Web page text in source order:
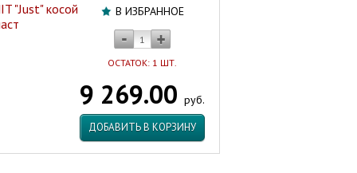
В ИЗБРАННОЕ
ОСТАТОК: 1 ШТ.
9 269.00 руб.
ДОБАВИТЬ В КОРЗИНУ
"Just" косой